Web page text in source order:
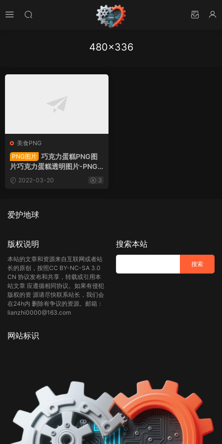
480×336
美食PNG
PNG图片 巧克力蛋糕PNG图
片巧克力蛋糕透明图片-PNG
图片36702下载
2022-03-20 3
爱护地球
版权说明
本站的文章和资源来自互联网或者站
长的原创，按照CC BY-NC-SA 3.0
CN 协议发布和共享，转载或引用本
站文章 应遵循相同协议。如果有侵犯
版权的资 源请尽快联系站长，我们会
在24h内 删除有争议的资源。邮箱：
lianzhi0000@163.com
搜索本站
网站标识